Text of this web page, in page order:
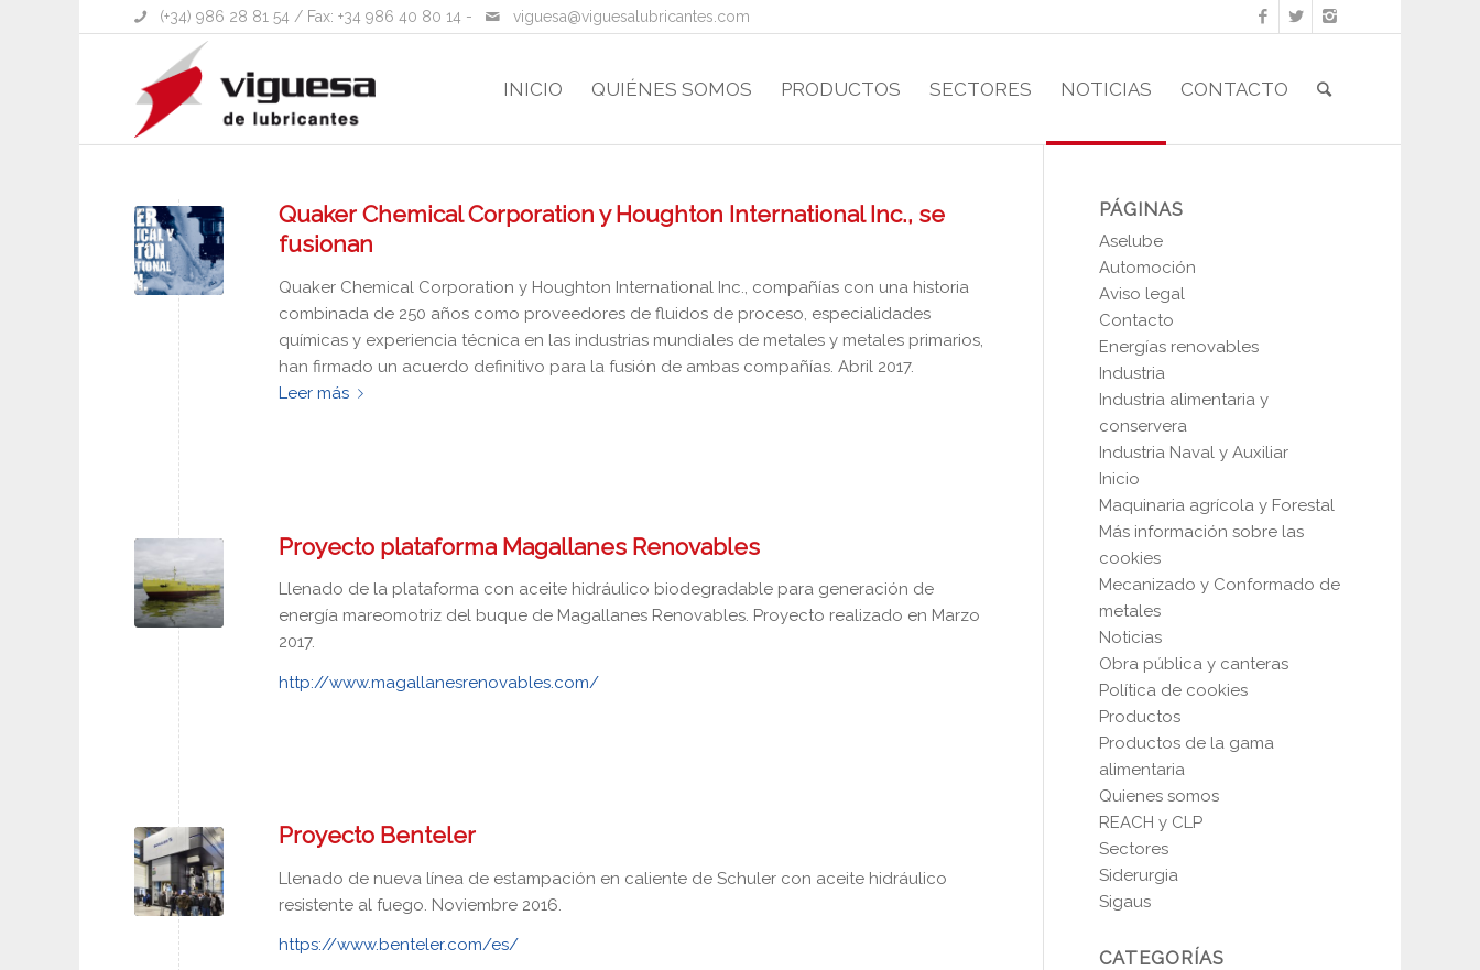
(+34) 986 28 81 54 / Fax: +34 986 40 80 14 - viguesa@viguesalubricantes.com
INICIO QUIÉNES SOMOS PRODUCTOS SECTORES NOTICIAS CONTACTO
Quaker Chemical Corporation y Houghton International Inc., se
fusionan
Quaker Chemical Corporation y Houghton International Inc., compañías con una historia
combinada de 250 años como proveedores de fluidos de proceso, especialidades
químicas y experiencia técnica en las industrias mundiales de metales y metales primarios,
han firmado un acuerdo definitivo para la fusión de ambas compañías. Abril 2017.
Leer más
Proyecto plataforma Magallanes Renovables
Llenado de la plataforma con aceite hidráulico biodegradable para generación de
energía mareomotriz del buque de Magallanes Renovables. Proyecto realizado en Marzo
2017.
http://www.magallanesrenovables.com/
Proyecto Benteler
Llenado de nueva línea de estampación en caliente de Schuler con aceite hidráulico
resistente al fuego. Noviembre 2016.
https://www.benteler.com/es/
PÁGINAS
Aselube
Automoción
Aviso legal
Contacto
Energías renovables
Industria
Industria alimentaria y
conservera
Industria Naval y Auxiliar
Inicio
Maquinaria agrícola y Forestal
Más información sobre las
cookies
Mecanizado y Conformado de
metales
Noticias
Obra pública y canteras
Política de cookies
Productos
Productos de la gama
alimentaria
Quienes somos
REACH y CLP
Sectores
Siderurgia
Sigaus
CATEGORÍAS